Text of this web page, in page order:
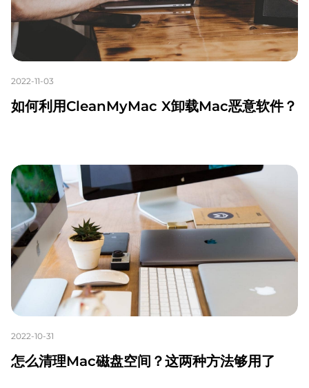
2022-11-03
如何利用CleanMyMac X卸载Mac恶意软件？
2022-10-31
怎么清理Mac磁盘空间？这两种方法够用了